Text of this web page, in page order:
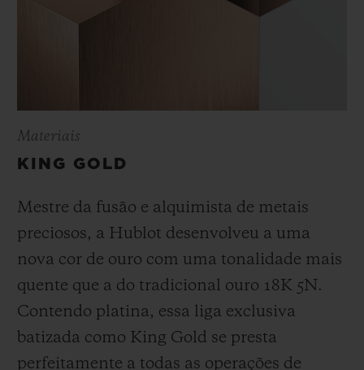
Materiais
KING GOLD
Mestre da fusão e alquimista de metais
preciosos, a Hublot desenvolveu a uma
nova cor de ouro com uma tonalidade mais
quente que a do tradicional ouro 18K 5N.
Contendo platina, essa liga exclusiva
batizada como King Gold se presta
perfeitamente a todas as operações de